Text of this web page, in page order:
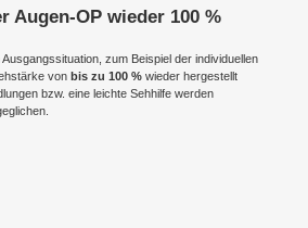
Augen-OP wieder 100 %
zum Beispiel der individuellen
von bis zu 100 % wieder hergestellt
bzw. eine leichte Sehhilfe werden